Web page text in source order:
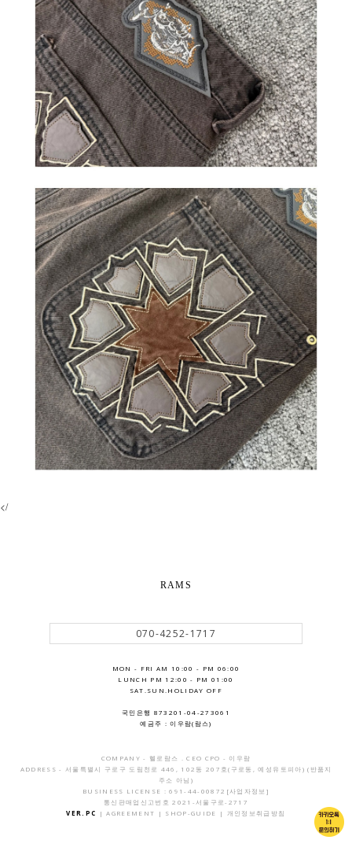
</
RAMS
070-4252-1717
MON - FRI AM 10:00 - PM 06:00
LUNCH PM 12:00 - PM 01:00
SAT.SUN.HOLIDAY OFF
국민은행 873201-04-273061
예금주 : 이우람(람스)
COMPANY - 헬로람스 . CEO CPO - 이우람
ADDRESS - 서울특별시 구로구 도림천로 446, 102동 207호(구로동, 예성유토피아) (반품지
주소 아님)
BUSINESS LICENSE : 691-44-00872 [사업자정보]
통신판매업신고번호 2021-서울구로-2717
VER.PC
|AGREEMENT | SHOP-GUIDE | 개인정보취급방침